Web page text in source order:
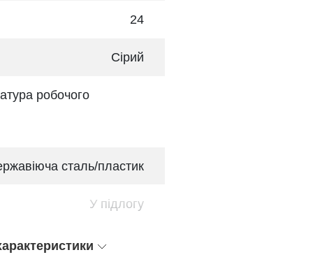
24
Сірий
робочого
сталь/пластик
У підлогу